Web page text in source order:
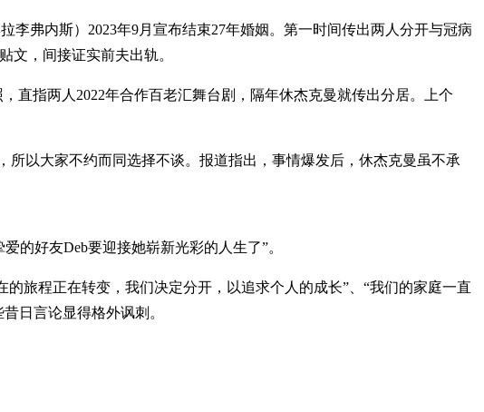
李弗内斯）2023年9月宣布结束27年婚姻。第一时间传出两人分开与冠病
文，间接证实前夫出轨。
直指两人2022年合作百老汇舞台剧，隔年休杰克曼就传出分居。上个
以大家不约而同选择不谈。报道指出，事情爆发后，休杰克曼虽不承
的好友Deb要迎接她崭新光彩的人生了”。
旅程正在转变，我们决定分开，以追求个人的成长”、“我们的家庭一直
日言论显得格外讽刺。